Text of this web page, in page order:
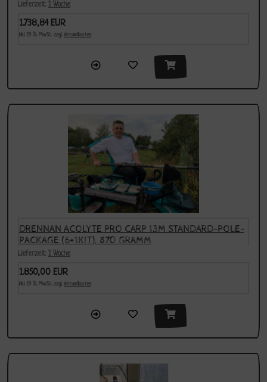
Lieferzeit: 1 Woche
1.738,84 EUR
inkl. 19 % MwSt. zzgl. Versandkosten
DRENNAN ACOLYTE PRO CARP 13M STANDARD-POLE-
PACKAGE (6+1KIT), 870 GRAMM
Lieferzeit: 1 Woche
1.850,00 EUR
inkl. 19 % MwSt. zzgl. Versandkosten